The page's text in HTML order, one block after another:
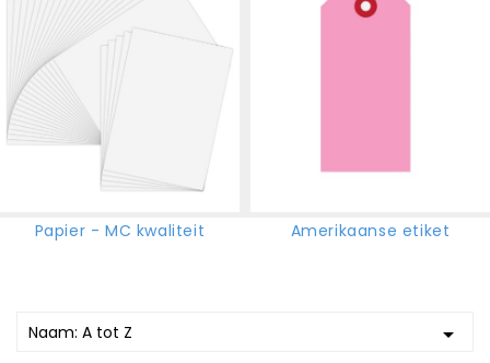
Papier - MC kwaliteit Amerikaanse etiket
Naam: A tot Z 